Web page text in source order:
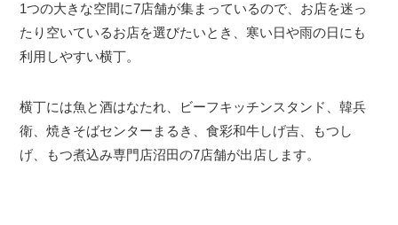
1つの大きな空間に7店舗が集まっているので、お店を迷っ
たり空いているお店を選びたいとき、寒い日や雨の日にも
利用しやすい横丁。
横丁には魚と酒はなたれ、ビーフキッチンスタンド、韓兵
衛、焼きそばセンターまるき、食彩和牛しげ吉、もつし
げ、もつ煮込み専門店沼田の7店舗が出店します。